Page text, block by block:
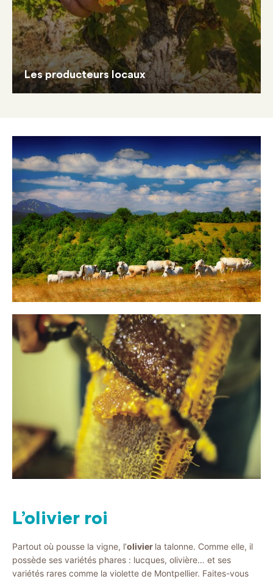
Les producteurs locaux
L’olivier roi
Partout où pousse la vigne, l’olivier la talonne. Comme elle, il
possède ses variétés phares : lucques, olivière… et ses
variétés rares comme la violette de Montpellier. Faites-vous